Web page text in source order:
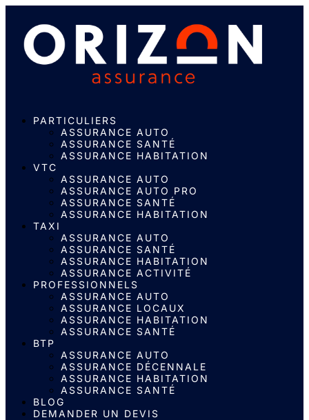
PARTICULIERS
ASSURANCE AUTO
ASSURANCE SANTÉ
ASSURANCE HABITATION
VTC
ASSURANCE AUTO
ASSURANCE AUTO PRO
ASSURANCE SANTÉ
ASSURANCE HABITATION
TAXI
ASSURANCE AUTO
ASSURANCE SANTÉ
ASSURANCE HABITATION
ASSURANCE ACTIVITÉ
PROFESSIONNELS
ASSURANCE AUTO
ASSURANCE LOCAUX
ASSURANCE HABITATION
ASSURANCE SANTÉ
BTP
ASSURANCE AUTO
ASSURANCE DÉCENNALE
ASSURANCE HABITATION
ASSURANCE SANTÉ
BLOG
DEMANDER UN DEVIS